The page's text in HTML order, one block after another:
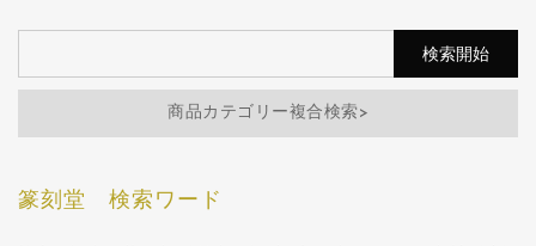
商品カテゴリー複合検索>
篆刻堂 検索ワード